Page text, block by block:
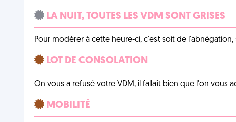
LA NUIT, TOUTES LES VDM SONT GRISES
Pour modérer à cette heure-ci, c'est soit de
LOT DE CONSOLATION
On vous a refusé votre VDM, il fallait bien que l'on vous
MOBILITÉ